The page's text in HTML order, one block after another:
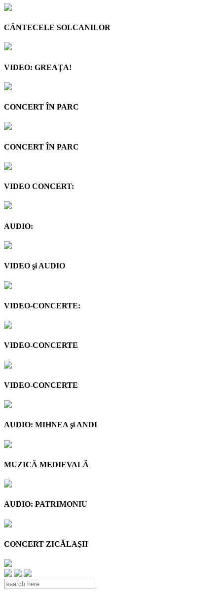
CÂNTECELE SOLCANILOR
VIDEO: GREAŢA!
CONCERT ÎN PARC
CONCERT ÎN PARC
VIDEO CONCERT:
AUDIO:
VIDEO şi AUDIO
VIDEO-CONCERTE:
VIDEO-CONCERTE
VIDEO-CONCERTE
AUDIO: MIHNEA şi ANDI
MUZICĂ MEDIEVALĂ
AUDIO: PATRIMONIU
CONCERT ZICĂLAŞII